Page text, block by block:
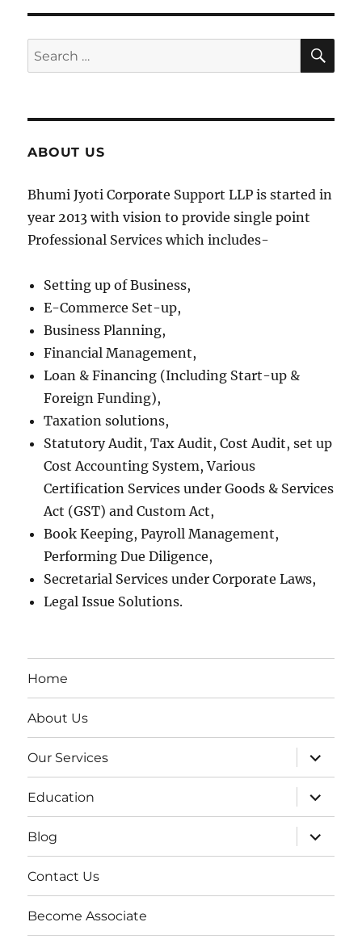
Search
for:
ABOUT US
Bhumi Jyoti Corporate Support LLP is started in
year 2013 with vision to provide single point
Professional Services which includes-
Setting up of Business,
E-Commerce Set-up,
Business Planning,
Financial Management,
Loan & Financing (Including Start-up &
Foreign Funding),
Taxation solutions,
Statutory Audit, Tax Audit, Cost Audit, set up
Cost Accounting System, Various
Certification Services under Goods & Services
Act (GST) and Custom Act,
Book Keeping, Payroll Management,
Performing Due Diligence,
Secretarial Services under Corporate Laws,
Legal Issue Solutions.
Home
About Us
Our Services
expand
child
menu
Education
expand
child
menu
Blog
expand
child
menu
Contact Us
Become Associate